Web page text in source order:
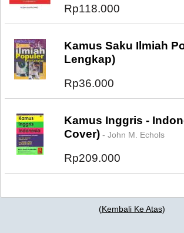
Rp118.000
Kamus Saku Ilmiah
Lengkap)
Rp36.000
Kamus Inggris -
Cover) - John M. Echols
Rp209.000
(Kembali Ke Atas)